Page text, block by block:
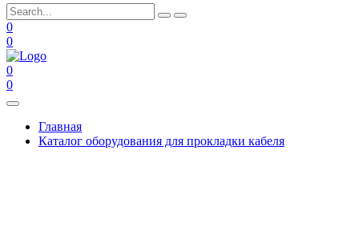
0
0
0
0
Главная
Каталог оборудования для прокладки кабеля